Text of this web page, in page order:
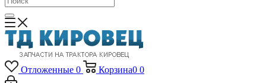
Отложенные 0 Корзина0 0